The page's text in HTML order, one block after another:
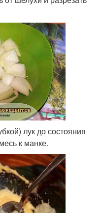
лук до состояния
к манке.